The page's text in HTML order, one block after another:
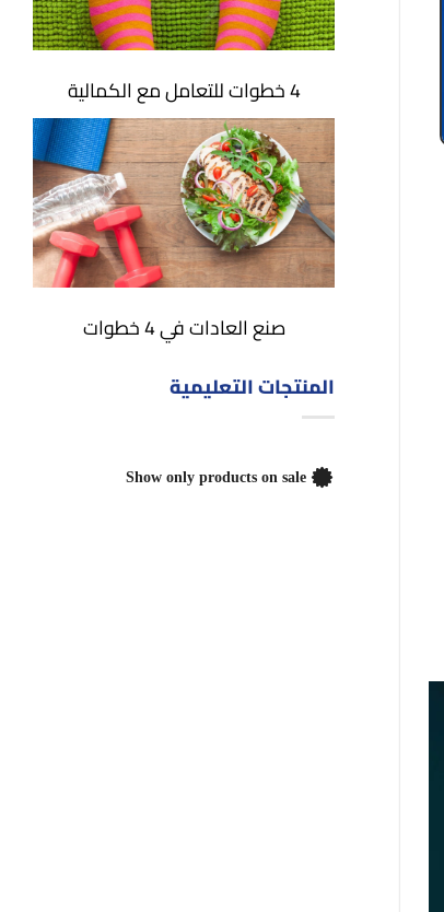
4 خطوات للتعامل مع الكمالية
صنع العادات في 4 خطوات
المنتجات التعليمية
Show only products on sale